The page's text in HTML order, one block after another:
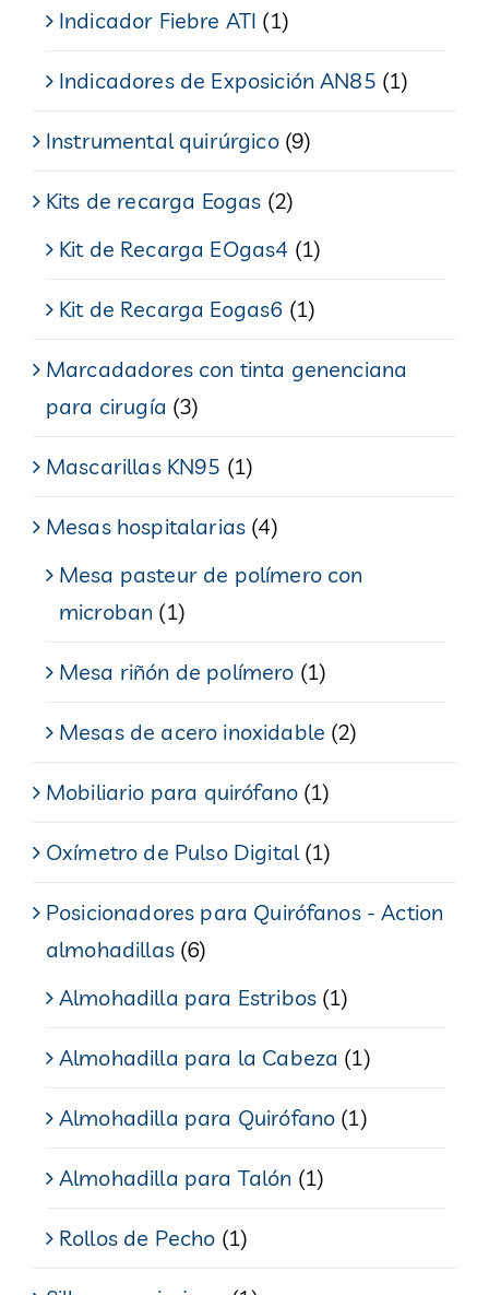
Indicador Fiebre ATI (1)
Indicadores de Exposición AN85 (1)
Instrumental quirúrgico (9)
Kits de recarga Eogas (2)
Kit de Recarga EOgas4 (1)
Kit de Recarga Eogas6 (1)
Marcadadores con tinta genenciana
para cirugía (3)
Mascarillas KN95 (1)
Mesas hospitalarias (4)
Mesa pasteur de polímero con
microban (1)
Mesa riñón de polímero (1)
Mesas de acero inoxidable (2)
Mobiliario para quirófano (1)
Oxímetro de Pulso Digital (1)
Posicionadores para Quirófanos - Action
almohadillas (6)
Almohadilla para Estribos (1)
Almohadilla para la Cabeza (1)
Almohadilla para Quirófano (1)
Almohadilla para Talón (1)
Rollos de Pecho (1)